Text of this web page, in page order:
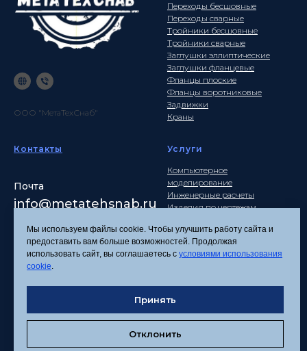
ООО "МетаТехСнаб"
Переходы бесшовные
Переходы сварные
Тройники бесшовные
Тройники сварные
Заглушки эллиптические
Заглушки фланцевые
Фланцы плоские
Фланцы воротниковые
Задвижки
Краны
Контакты
Почта
info@metatehsnab.ru
Услуги
Компьютерное
моделирование
Инженерные расчеты
Изделия по чертежам
Политика
Согласие на обработку
персональных данных
Соглашение об
Мы используем файлы cookie. Чтобы улучшить работу сайта и
предоставить вам больше возможностей. Продолжая
использовать сайт, вы соглашаетесь с условиями использования
cookie.
Принять
Отклонить